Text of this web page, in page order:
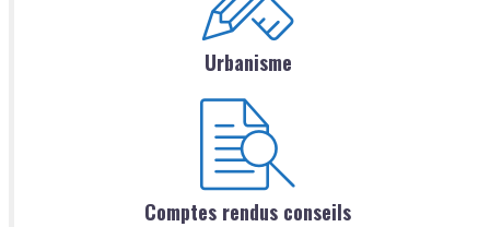
Urbanisme
Comptes rendus conseils